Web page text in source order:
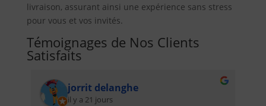
livraison, assurant ainsi une expérience sans stress
pour vous et vos invités.
Témoignages de Nos Clients
Satisfaits
jorrit delanghe
il y a 21 jours